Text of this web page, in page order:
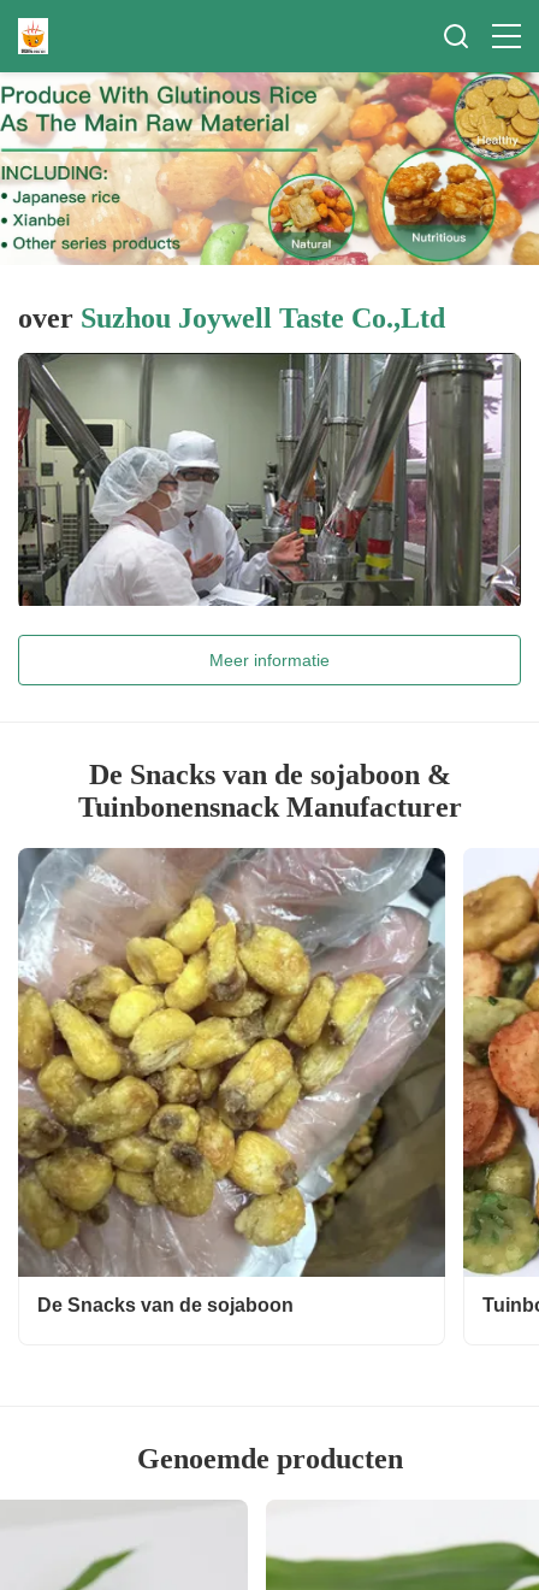
over Suzhou Joywell Taste Co.,Ltd
Meer informatie
De Snacks van de sojaboon &
Tuinbonensnack Manufacturer
De Snacks van de sojaboon
Genoemde producten